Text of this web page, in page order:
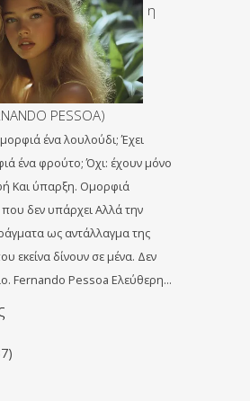
η
PESSOA)
ένα λουλούδι; Έχει
ένα φρούτο; Όχι: έχουν μόνο
Και ύπαρξη. Ομορφιά
που δεν υπάρχει Αλλά την
ως αντάλλαγμα της
εκείνα δίνουν σε μένα. Δεν
Fernando Pessoa Ελεύθερη…